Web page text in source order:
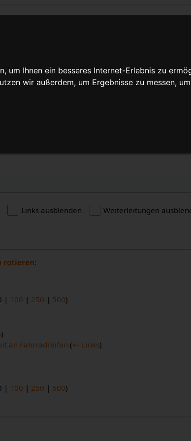
Ihnen ein besseres Internet-Erlebnis zu
wir außerdem, um Ergebnisse zu messen,
verlinken
Quelltext anzeigen
Links ausblenden Weiterleitungen
rotieren:
| 100 | 250 | 500)
)
an Fahrradreifen (← Links)
| 100 | 250 | 500)